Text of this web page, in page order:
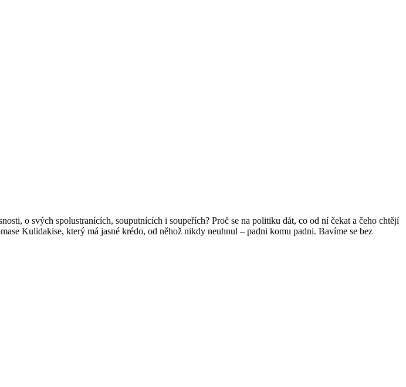
o svých spolustranících, souputnících i soupeřích? Proč se na politiku dát, co od ní čekat a čeho chtějí
Kulidakise, který má jasné krédo, od něhož nikdy neuhnul – padni komu padni. Bavíme se bez